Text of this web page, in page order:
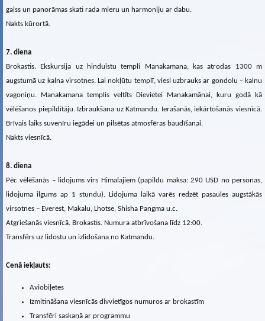
gaiss un panorāmas skati rada mieru un harmoniju ar dabu.
Nakts kūrortā.
7. diena
Brokastis. Ekskursija uz hinduistu templi Manakamana, kas atrodas 1300 m
augstumā uz kalna virsotnes. Lai nokļūtu templī, viesi uzbrauks ar gondolu – kalnu
vagoniņu. Manakamana templis veltīts Dievietei Manakamānai, kuru godā kā
vēlēšanos piepildītāju. Izbraukšana uz Katmandu. Ierašanās, iekārtošanās viesnīcā.
Brīvais laiks suvenīru iegādei un pilsētas atmosfēras baudīšanai.
Nakts viesnīcā.
8. diena
Pēc vēlēšanās – lidojums virs Himalajiem (papildu maksa: 290 USD no personas,
lidojuma ilgums ap 1 stundu). Lidojuma laikā varēs redzēt pasaules augstākās
virsotnes – Everest, Makalu, Lhotse, Shisha Pangma u.c.
Atgriešanās viesnīcā. Brokastis. Numura atbrīvošana līdz 12:00.
Transfērs uz lidostu un izlidošana no Katmandu.
Cenā iekļauts:
Aviobiļetes
Izmitināšana viesnīcās divvietīgos numuros ar brokastīm
Transfēri saskaņā ar programmu